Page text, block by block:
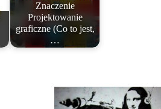
Znaczenie
Projektowanie
graficzne (Co to jest,
…